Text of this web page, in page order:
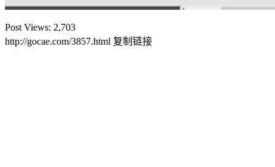
Post Views: 2,703
http://gocae.com/3857.html 复制链接